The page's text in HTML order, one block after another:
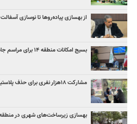
از بهسازی پیاده‌روها تا نوسازی آسفالت
بسیج امکانات منطقه ۱۴ برای مراسم جاماندگان اربعین
مشارکت ۱۸هزار نفری برای حذف پلاستیک
بهسازی زیرساخت‌های شهری در منطقه